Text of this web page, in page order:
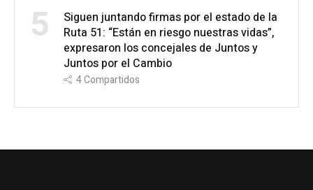
5
Siguen juntando firmas por el estado de la
Ruta 51: “Están en riesgo nuestras vidas”,
expresaron los concejales de Juntos y
Juntos por el Cambio
4Compartidos